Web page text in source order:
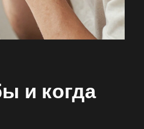
и когда